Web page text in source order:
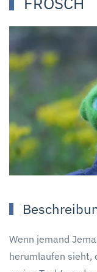
Wenn jemand
herumlaufen sieht,